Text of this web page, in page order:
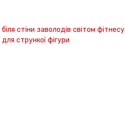
стіни заволодів світом фітнесу
стрункої фігури